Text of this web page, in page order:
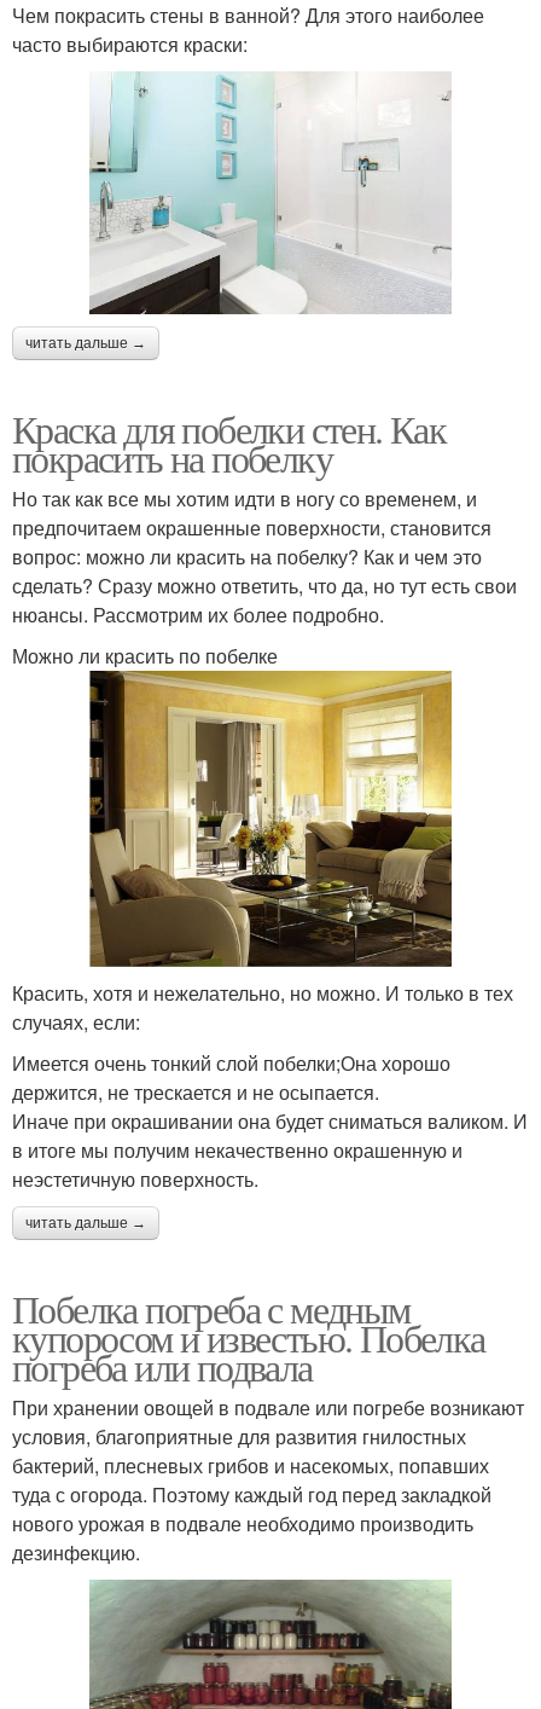
Чем покрасить стены в ванной? Для этого наиболее
часто выбираются краски:
читать дальше →
Краска для побелки стен. Как
покрасить на побелку
Но так как все мы хотим идти в ногу со временем, и
предпочитаем окрашенные поверхности, становится
вопрос: можно ли красить на побелку? Как и чем это
сделать? Сразу можно ответить, что да, но тут есть свои
нюансы. Рассмотрим их более подробно.
Можно ли красить по побелке
Красить, хотя и нежелательно, но можно. И только в тех
случаях, если:
Имеется очень тонкий слой побелки;Она хорошо
держится, не трескается и не осыпается.
Иначе при окрашивании она будет сниматься валиком. И
в итоге мы получим некачественно окрашенную и
неэстетичную поверхность.
читать дальше →
Побелка погреба с медным
купоросом и известью. Побелка
погреба или подвала
При хранении овощей в подвале или погребе возникают
условия, благоприятные для развития гнилостных
бактерий, плесневых грибов и насекомых, попавших
туда с огорода. Поэтому каждый год перед закладкой
нового урожая в подвале необходимо производить
дезинфекцию.